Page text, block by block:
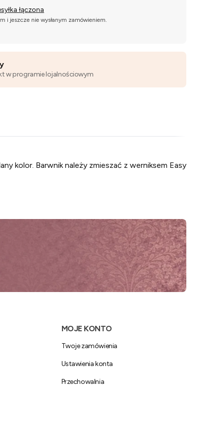
łączona
i jeszcze nie wysłanym zamówieniem.
w programie lojalnościowym
kolor. Barwnik należy zmieszać z werniksem Easy
MOJE KONTO
Twoje zamówienia
Ustawienia konta
Przechowalnia